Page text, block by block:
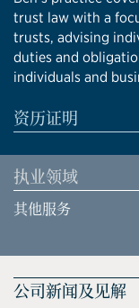
trust law with a
trusts, advising
duties and
individuals and
资历证明
执业领域
其他服务
公司新闻及见解